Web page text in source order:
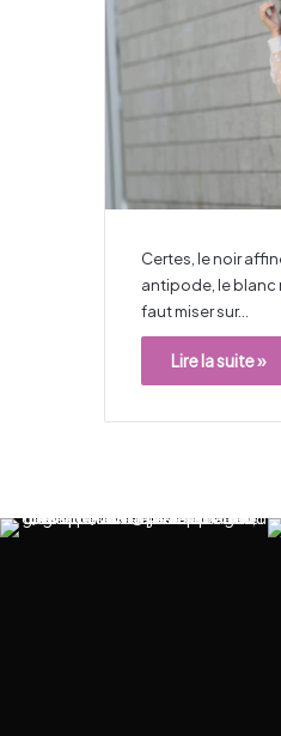
Certes, le noir
antipode, le blanc
faut miser sur…
Lire la suite »